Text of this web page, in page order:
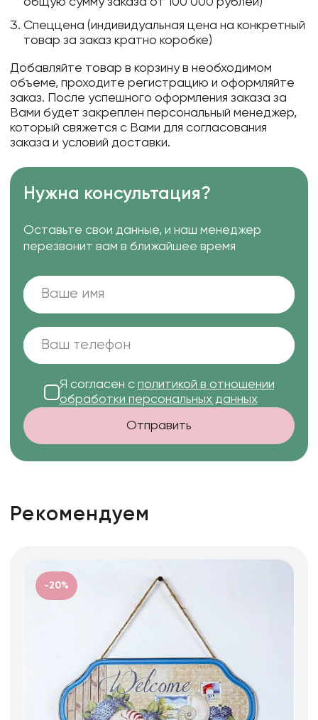
Спеццена (индивидуальная цена на конкретный
товар за заказ кратно коробке)
Добавляйте товар в корзину в необходимом
объеме, проходите регистрацию и оформляйте
заказ. После успешного оформления заказа за
Вами будет закреплен персональный менеджер,
который свяжется с Вами для согласования
заказа и условий доставки.
Нужна консультация?
Оставьте свои данные, и наш менеджер
перезвонит вам в ближайшее время
Я согласен с политикой в отношении
обработки персональных данных
Отправить
Рекомендуем
-20%